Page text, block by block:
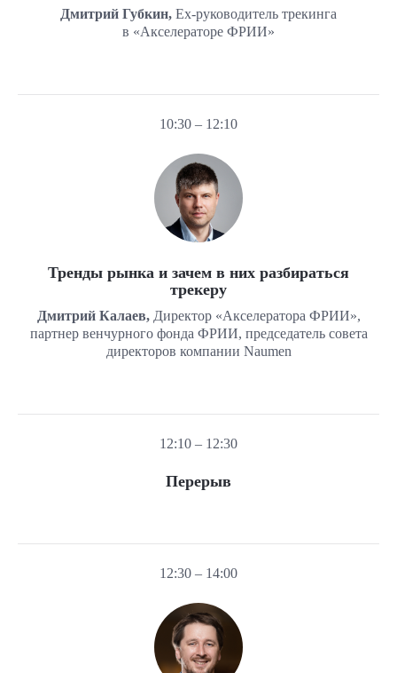
Дмитрий Губкин, Ex-руководитель трекинга
в «Акселераторе ФРИИ»
10:30 – 12:10
Тренды рынка и зачем в них разбираться
трекеру
Дмитрий Калаев,Директор «Акселератора ФРИИ»,
партнер венчурного фонда ФРИИ, председатель совета
директоров компании Naumen
12:10 – 12:30
Перерыв
12:30 – 14:00